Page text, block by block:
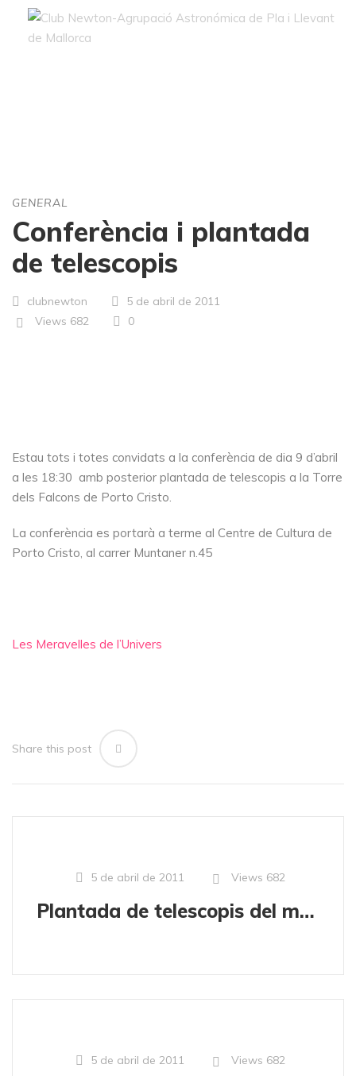
GENERAL
Conferència i plantada
de telescopis
clubnewton
5 de abril de 2011
Views 682 0
Estau tots i totes convidats a la conferència de dia 9 d’abril
a les 18:30 amb posterior plantada de telescopis a la Torre
dels Falcons de Porto Cristo.
La conferència es portarà a terme al Centre de Cultura de
Porto Cristo, al carrer Muntaner n.45
Les Meravelles de l’Univers
Share this post
5 de abril de 2011 Views 682
Plantada de telescopis del mes d'abril
5 de abril de 2011 Views 682